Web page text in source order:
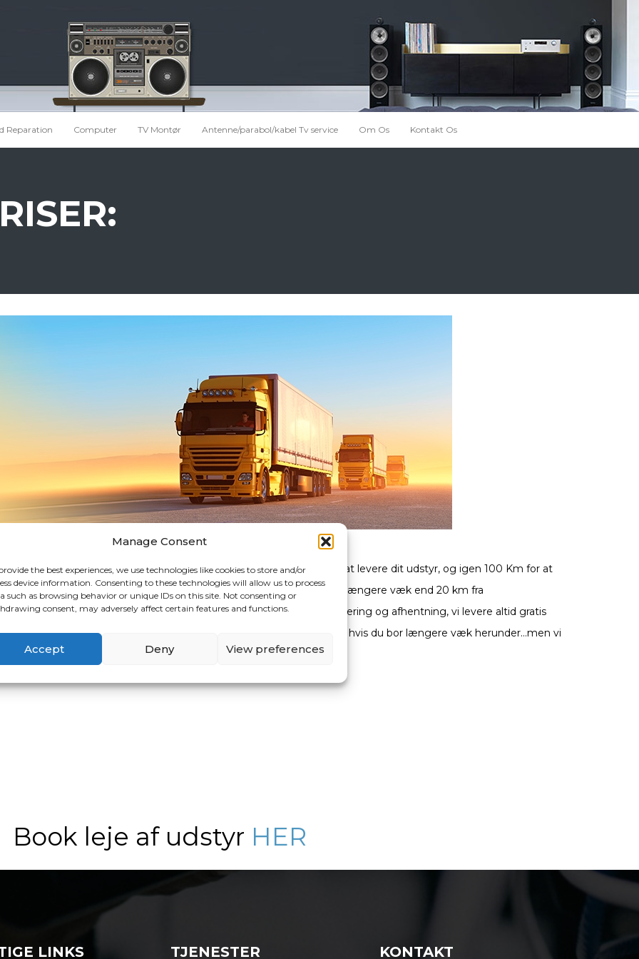
Manage Consent
the best experiences, we use technologies like cookies to store and/or
device information. Consenting to these technologies will allow us to process
such as browsing behavior or unique IDs on this site. Not consenting or
consent, may adversely affect certain features and functions.
Accept Deny View preferences
Reparation Computer TV Montør Antenne/parabol/kabel Tv service Om Os Kontakt Os
tager tid, bor du Feks. 50 km fra os, skal vi kører 100 km for at levere dit udstyr, og igen 100 Km for at
det, efter endt leje….dette tager tid, og derfor er der hvis du bor længere væk end 20 km fra
kjellerup, et leverings gebyr som dækker bil, og tid brugt på levering og afhentning, vi levere altid gratis
20 Km fra Silkeborg/kjellerup(kun jukeboks) se priser på levering hvis du bor længere væk herunder…men vi
til at snakke med så priser er kun vejledende 🙂
Book leje af udstyr HER
LINKS TJENESTER KONTAKT